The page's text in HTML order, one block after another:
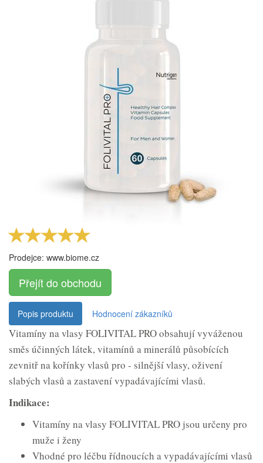
Prodejce: www.biome.cz
Přejít do obchodu
Popis produktu Hodnocení zákazníků
Vitamíny na vlasy FOLIVITAL PRO obsahují vyváženou
směs účinných látek, vitamínů a minerálů působících
zevnitř na kořínky vlasů pro - silnější vlasy, oživení
slabých vlasů a zastavení vypadávajícími vlasů.
Indikace:
Vitamíny na vlasy FOLIVITAL PRO jsou určeny pro
muže i ženy
Vhodné pro léčbu řídnoucích a vypadávajícími vlasů